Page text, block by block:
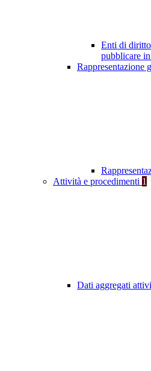
Enti di
pubblicare
Rappresentazione
Attività e procedimenti 1
Dati aggregati